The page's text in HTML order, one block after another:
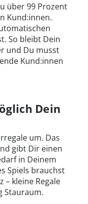
über 99 Prozent
Kund:innen.
So bleibt Dein
und Du musst
Kund:innen
Dein
um. Das
gibt Dir einen
in Deinem
Spiels brauchst
– kleine Regale
Stauraum.